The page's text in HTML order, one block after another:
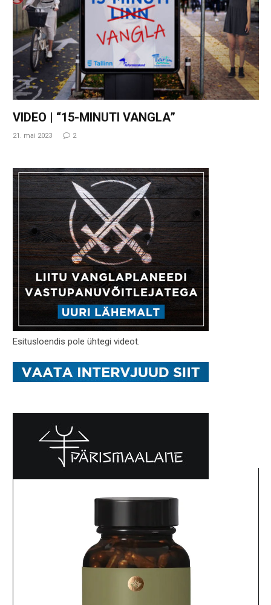
VIDEO | “15-MINUTI VANGLA”
21. mai 2023 2
Esitusloendis pole ühtegi videot.